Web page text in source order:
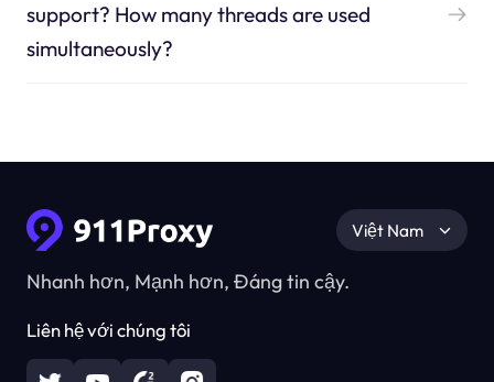
support? How many threads are used
simultaneously?
Nhanh hơn, Mạnh hơn, Đáng tin cậy.
Liên hệ với chúng tôi
Việt Nam